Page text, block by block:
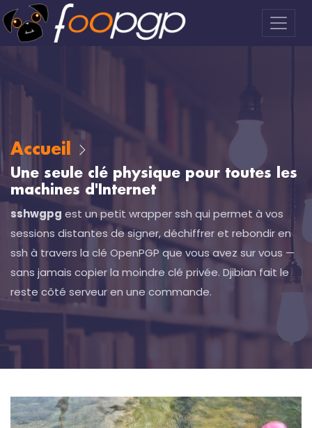
Accueil
Une seule clé physique pour toutes les
machines d'Internet
sshwgpg est un petit wrapper ssh qui permet à vos
sessions distantes de signer, déchiffrer et rebondir en
ssh à travers la clé OpenPGP que vous avez sur vous —
sans jamais copier la moindre clé privée. Djibian fait le
reste côté serveur en une commande.